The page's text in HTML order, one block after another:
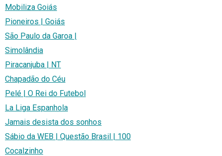
Mobiliza Goiás
Pioneiros | Goiás
São Paulo da Garoa |
Simolândia
Piracanjuba | NT
Chapadão do Céu
Pelé | O Rei do Futebol
La Liga Espanhola
Jamais desista dos sonhos
Sábio da WEB | Questão Brasil | 100
Cocalzinho